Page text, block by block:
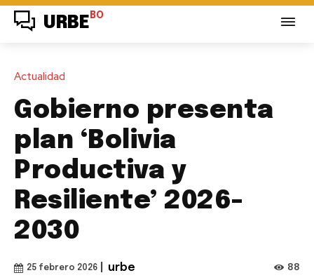
URBE BO
Actualidad
Gobierno presenta
plan ‘Bolivia
Productiva y
Resiliente’ 2026-
2030
25 febrero 2026 urbe 88